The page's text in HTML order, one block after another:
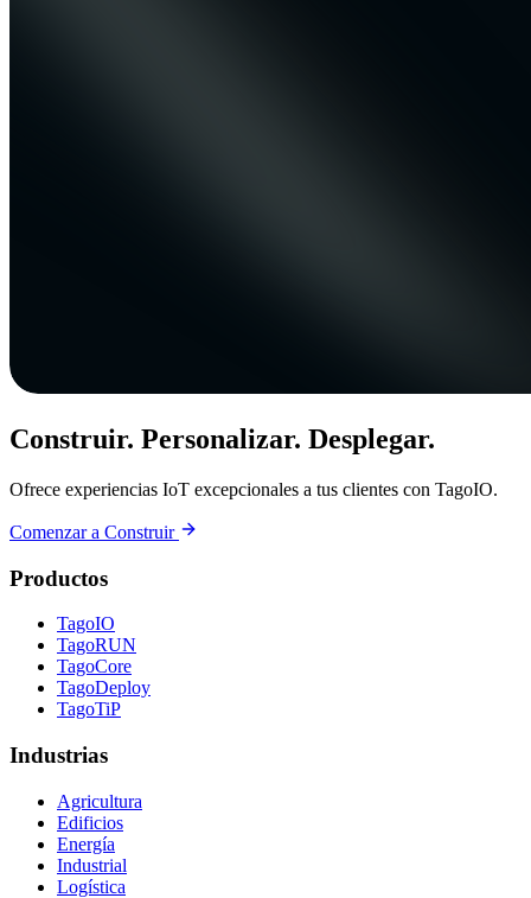
Construir. Personalizar. Desplegar.
Ofrece experiencias IoT excepcionales a tus clientes con TagoIO.
Comenzar a Construir
Productos
TagoIO
TagoRUN
TagoCore
TagoDeploy
TagoTiP
Industrias
Agricultura
Edificios
Energía
Industrial
Logística